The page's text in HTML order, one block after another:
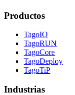
Productos
TagoIO
TagoRUN
TagoCore
TagoDeploy
TagoTiP
Industrias